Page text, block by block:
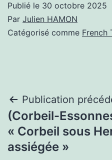
Publié le 30 octobre 2025
Par Julien HAMON
Catégorisé comme French
Navigation
de
l’article
Publication
(Corbeil-
« Corbeil sous
assiégée »